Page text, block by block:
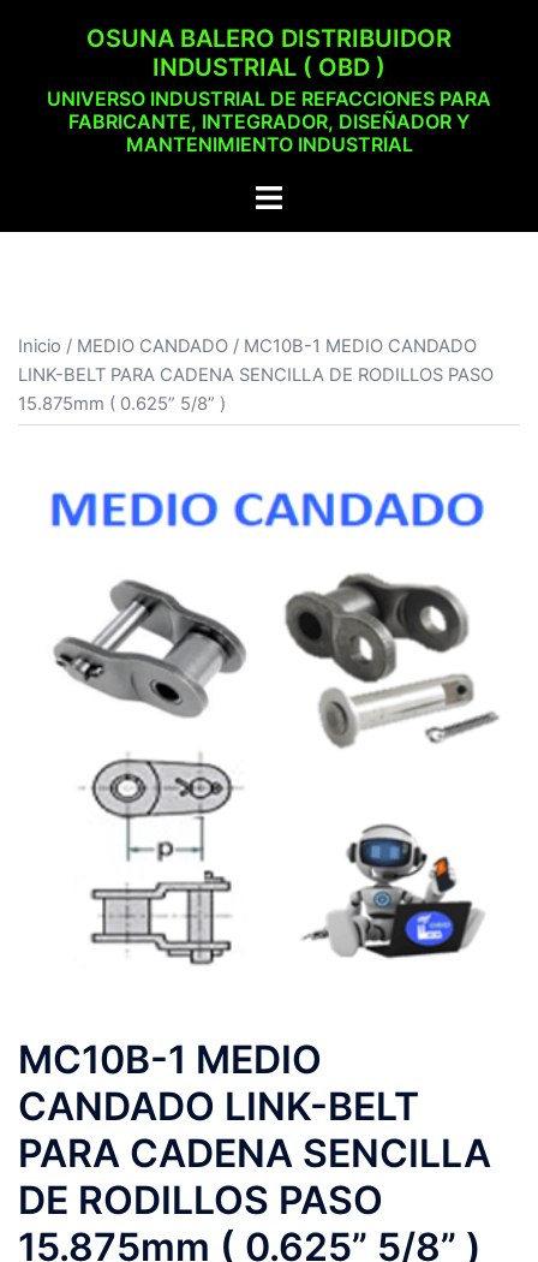
OSUNA BALERO DISTRIBUIDOR
INDUSTRIAL ( OBD )
UNIVERSO INDUSTRIAL DE REFACCIONES PARA
FABRICANTE, INTEGRADOR, DISEÑADOR Y
MANTENIMIENTO INDUSTRIAL
Alternar
Inicio / MEDIO CANDADO / MC10B-1 MEDIO CANDADO
LINK-BELT PARA CADENA SENCILLA DE RODILLOS PASO
15.875mm ( 0.625” 5/8” )
MC10B-1 MEDIO
CANDADO LINK-BELT
PARA CADENA SENCILLA
DE RODILLOS PASO
15.875mm ( 0.625” 5/8” )